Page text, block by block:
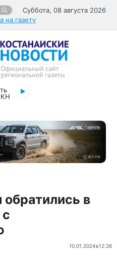
Суббота, 08 августа 2026
на газету
КН
в
10.01.2024в12:26